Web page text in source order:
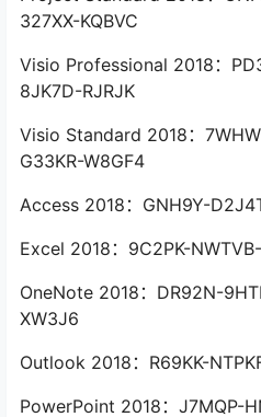
327XX-KQBVC
Visio Professional 2018：
8JK7D-RJRJK
Visio Standard 2018：
G33KR-W8GF4
Access 2018：GNH9Y-
Excel 2018：9C2PK-
OneNote 2018：DR92N-
XW3J6
Outlook 2018：R69KK-
PowerPoint 2018：J7MQP-